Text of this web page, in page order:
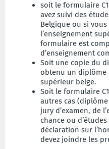
soit le formulaire
avez suivi des
Belgique ou si
l’enseignement
formulaire est
d’enseignement
Soit une copie du
obtenu un diplôme
supérieur belge.
Soit le formulaire
autres cas
jury d’examen, de
chance ou d’études
déclaration sur
devez joindre les